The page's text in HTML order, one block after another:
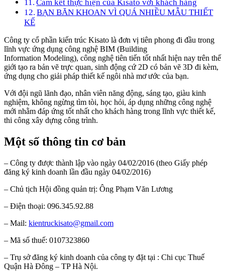
Cam kết thực hiện của Kisato với khách hàng
BẠN BĂN KHOAN VÌ QUÁ NHIỀU MẪU THIẾT
KẾ
Công ty cổ phần kiến trúc Kisato là đơn vị tiên phong đi đầu trong
lĩnh vực ứng dụng công nghệ BIM (Building
Information Modeling), công nghệ tiên tiến tốt nhất hiện nay trên thế
giới tạo ra bản vẽ trực quan, sinh động cứ 2D có bản vẽ 3D đi kèm,
ứng dụng cho giải pháp thiết kế ngôi nhà mơ ước của bạn.
Với đội ngũ lãnh đạo, nhân viên năng động, sáng tạo, giàu kinh
nghiệm, không ngừng tìm tòi, học hỏi, áp dụng những công nghệ
mới nhằm đáp ứng tốt nhất cho khách hàng trong lĩnh vực thiết kế,
thi công xây dựng công trình.
Một số thông tin cơ bản
– Công ty được thành lập vào ngày 04/02/2016 (theo Giấy phép
đăng ký kinh doanh lần đầu ngày 04/02/2016)
– Chủ tịch Hội đồng quản trị: Ông Phạm Văn Lương
– Điện thoại: 096.345.92.88
– Mail: kientruckisato@gmail.com
– Mã số thuế: 0107323860
– Trụ sở đăng ký kinh doanh của công ty đặt tại : Chi cục Thuế
Quận Hà Đông – TP Hà Nội.